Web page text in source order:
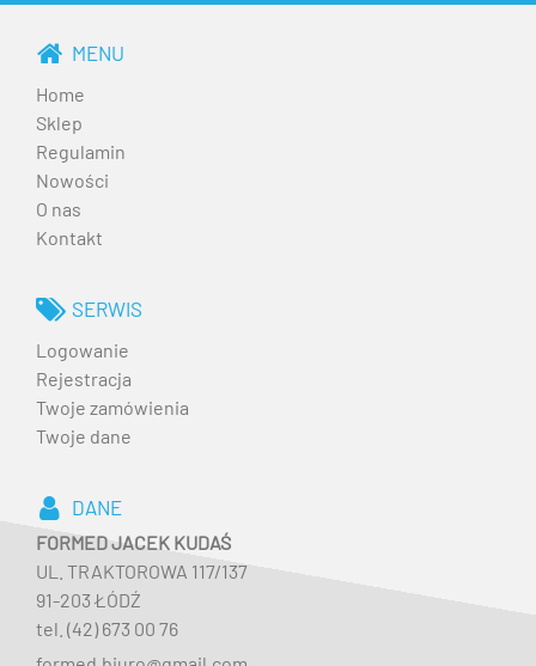
MENU
Home
Sklep
Regulamin
Nowości
O nas
Kontakt
SERWIS
Logowanie
Rejestracja
Twoje zamówienia
Twoje dane
DANE
FORMED JACEK KUDAŚ
UL. TRAKTOROWA 117/137
91-203 ŁÓDŹ
tel. (42) 673 00 76